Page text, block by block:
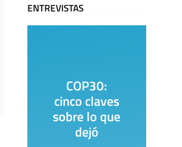
ENTREVISTAS
cinco claves
sobre lo que